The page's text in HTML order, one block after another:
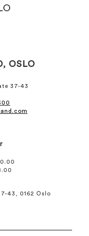
OSLO
37-43
43, 0162 Oslo